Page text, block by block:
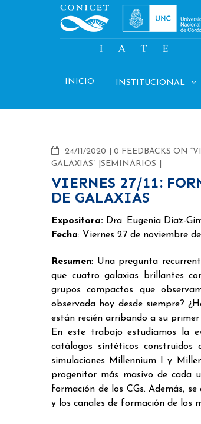
INICIO INSTITUCIONAL
24/11/2020 COMMENTS
0 FEEDBACKS ON
GALAXIAS” SEMINARIOS
VIERNES 27/11:
DE GALAXIAS
Expositora: Dra. Eugenia Díaz-
Fecha: Viernes 27 de noviembre de
Resumen: Una pregunta
que cuatro galaxias brillantes
grupos compactos que
observada hoy desde siempre?
están recién arribando a su
En este trabajo estudiamos la
catálogos sintéticos
simulaciones Millennium I y
progenitor más masivo de cada
formación de los CGs. Además,
y los canales de formación de los